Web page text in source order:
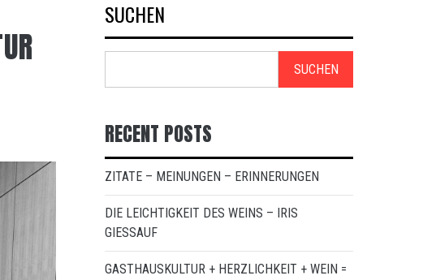
SUCHEN
SUCHEN
RECENT POSTS
ZITATE – MEINUNGEN – ERINNERUNGEN
DIE LEICHTIGKEIT DES WEINS – IRIS
GIESSAUF
GASTHAUSKULTUR + HERZLICHKEIT + WEIN =